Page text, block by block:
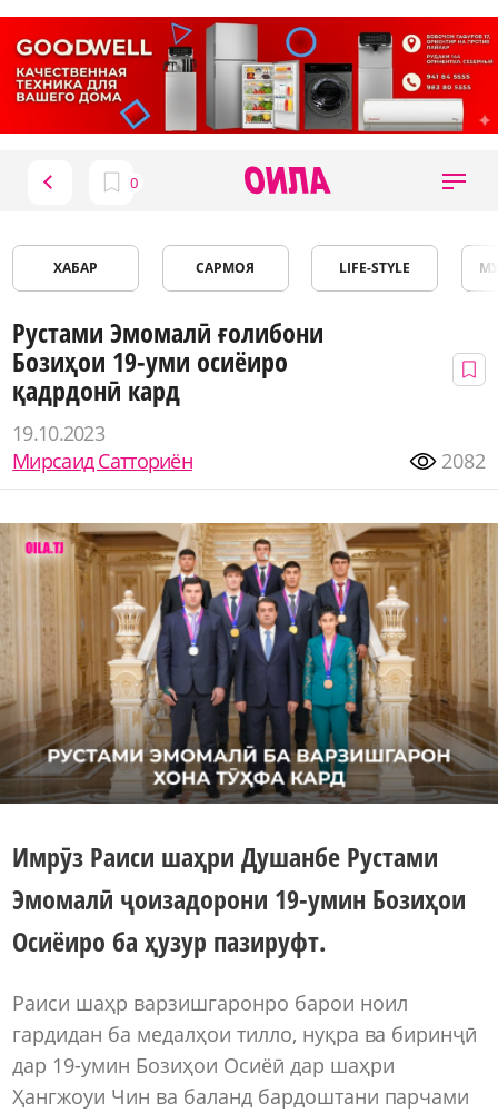
ХАБАР САРМОЯ LIFE-STYLE
Рустами Эмомалӣ ғолибони
Бозиҳои 19-уми осиёиро
қадрдонӣ кард
19.10.2023
Мирсаид Сатториён
2082
Имрӯз Раиси шаҳри Душанбе Рустами
Эмомалӣ ҷоизадорони 19-умин Бозиҳои
Осиёиро ба ҳузур пазируфт.
Раиси шаҳр варзишгаронро барои ноил
гардидан ба медалҳои тилло, нуқра ва биринҷӣ
дар 19-умин Бозиҳои Осиёӣ дар шаҳри
Ҳангжоуи Чин ва баланд бардоштани парчами